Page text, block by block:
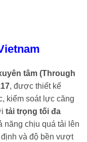
tâm (Through
, được thiết kế
kiểm soát lực căng
tải trọng tối đa
năng chịu quá tải lên
và độ bền vượt